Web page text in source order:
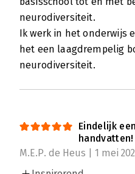
neurodiversiteit.
Ik werk in het onderwijs
het een laagdrempelig
neurodiversiteit.
Eindelijk
handvatten!
M.E.P. de Heus | 1 mei